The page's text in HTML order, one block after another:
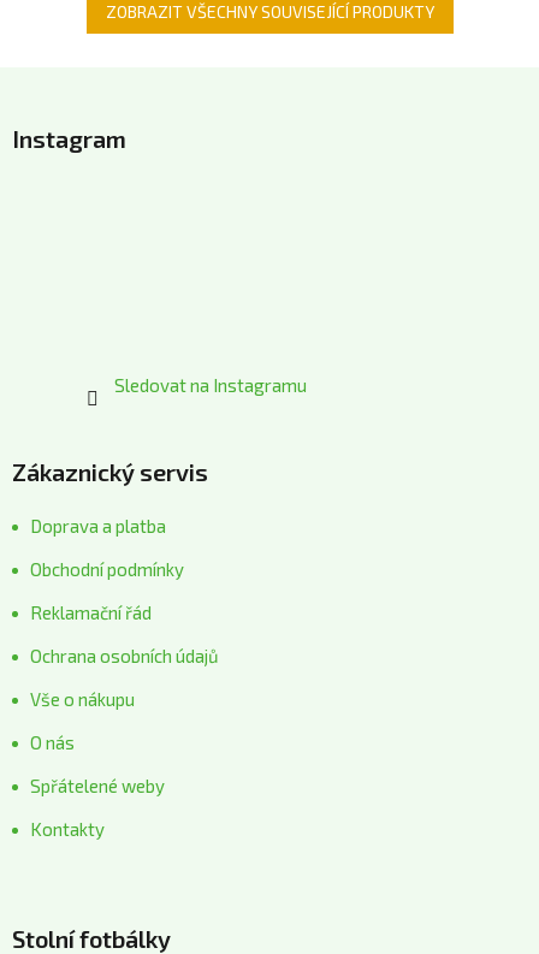
ZOBRAZIT VŠECHNY SOUVISEJÍCÍ PRODUKTY
pInstagram
Sledovat na Instagramu
Zákaznický servis
Doprava a platba
Obchodní podmínky
Reklamační řád
Ochrana osobních údajů
Vše o nákupu
O nás
Spřátelené weby
Kontakty
Stolní fotbálky